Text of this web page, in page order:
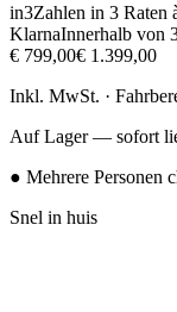
in3Zahlen in 3 Raten
KlarnaInnerhalb von
€ 799,00€ 1.399,00
Inkl. MwSt. ·
Auf Lager — sofort
● Mehrere Personen
Snel in huis